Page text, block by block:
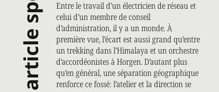
Entre le travail d’un électricien de réseau et
celui d’un membre de conseil
d’administration, il y a un monde. À
première vue, l’écart est aussi grand qu’entre
un trekking dans l’Himalaya et un orchestre
d’accordéonistes à Horgen. D’autant plus
qu’en général, une séparation géographique
renforce ce fossé: l’atelier et la direction se